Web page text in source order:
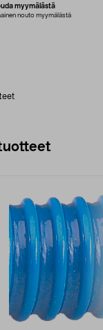
myymälästä
nouto myymälästä